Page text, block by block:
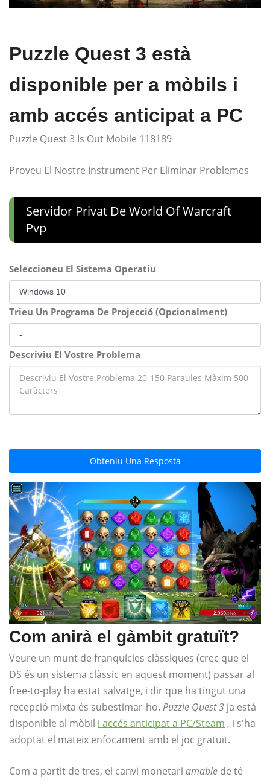
Puzzle Quest 3 està
disponible per a mòbils i
amb accés anticipat a PC
Puzzle Quest 3 Is Out Mobile 118189
Proveu El Nostre Instrument Per Eliminar Problemes
Servidor Privat De World Of Warcraft
Pvp
Seleccioneu El Sistema Operatiu
Trieu Un Programa De Projecció (Opcionalment)
Descriviu El Vostre Problema
Obteniu Una Resposta
Com anirà el gàmbit gratuït?
Veure un munt de franquícies clàssiques (crec que el
DS és un sistema clàssic en aquest moment) passar al
free-to-play ha estat salvatge, i dir que ha tingut una
recepció mixta és subestimar-ho. Puzzle Quest 3 ja està
disponible al mòbil i accés anticipat a PC/Steam , i s'ha
adoptat el mateix enfocament amb el joc gratuït.
Com a partit de tres, el canvi monetari amable de té